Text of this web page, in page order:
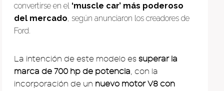
convertirse en el ‘muscle car’ más poderoso
del mercado, según anunciaron los creadores de
Ford.
La intención de este modelo es superar la
marca de 700 hp de potencia, con la
incorporación de un nuevo motor V8 con